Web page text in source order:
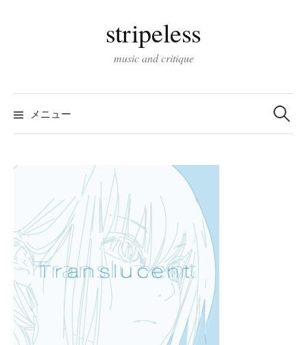
ス
キ
stripeless
music and critique
メニュー
検
索: